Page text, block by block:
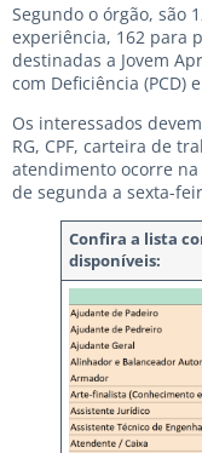
Segundo o órgão, são
experiência, 162 para
destinadas a Jovem
com Deficiência (PCD)
Os interessados
RG, CPF, carteira de
atendimento ocorre
de segunda a sexta-
Confira a lista
disponíveis: